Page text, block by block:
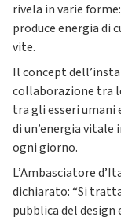
rivela in varie
produce energia di
vite.
Il concept
collaborazione tra
tra gli esseri umani
di un’energia
ogni giorno.
L’Ambasciatore
dichiarato: “Si
pubblica del design